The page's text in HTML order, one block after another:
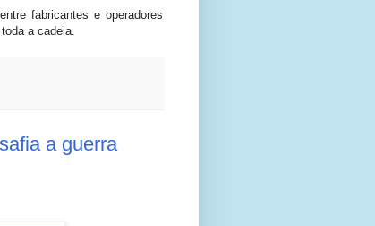
fabricantes e operadores
a cadeia.
a guerra